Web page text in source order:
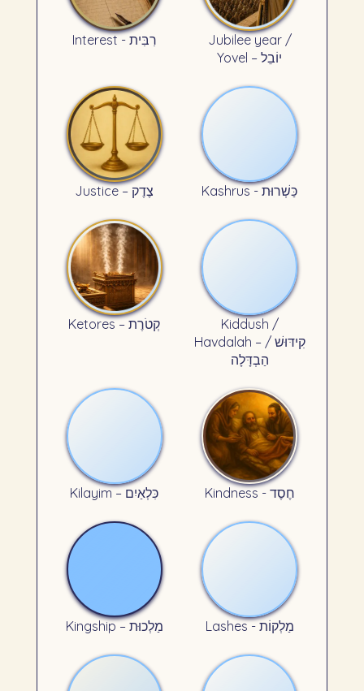
Interest - רִבִּית
Jubilee year /
Yovel – יוֹבֵל
Justice – צֶדֶק Kashrus - כַּשְׁרוּת
Ketores – קְטֹרֶת
Kiddush /
Havdalah – קִידּוּשׁ /
הַבְדָּלָה
Kilayim – כִּלְאַיִם Kindness - חֶסֶד
Kingship – מַלְכוּת Lashes - מַלְקוֹת